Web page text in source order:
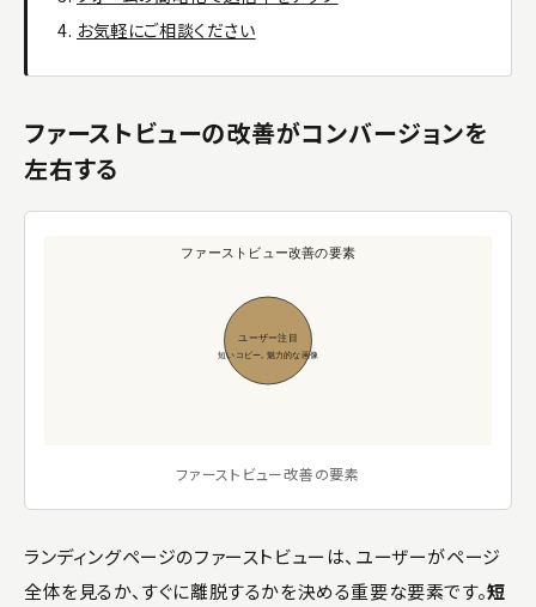
お気軽にご相談ください
ファーストビューの改善がコンバージョンを
左右する
ファーストビュー改善の要素
ユーザー注目
短いコピー, 魅力的な画像
ファーストビュー改善の要素
ランディングページのファーストビューは、ユーザーがページ
全体を見るか、すぐに離脱するかを決める重要な要素です。短